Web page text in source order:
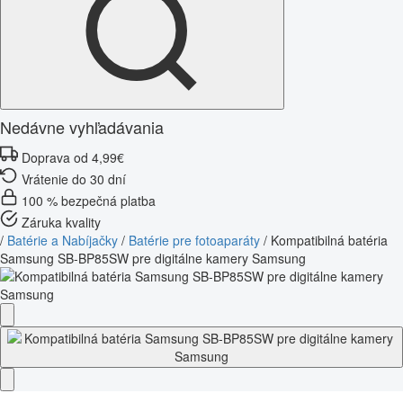
Nedávne vyhľadávania
Doprava od 4,99€
Vrátenie do 30 dní
100 % bezpečná platba
Záruka kvality
/ Batérie a Nabíjačky / Batérie pre fotoaparáty / Kompatibilná batéria
Samsung SB-BP85SW pre digitálne kamery Samsung